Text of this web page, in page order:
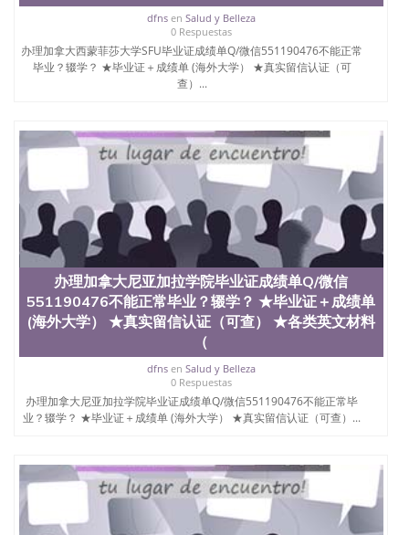
地区为全美的重要科技中心。约有学生三万人，超过
134种学士学科和65个硕士学科，并有来自世界60余
国的学生来此就读。其有名的科系如计算机科学，电
子工程学，工商管理学，艺术设计，和航空学等，深
受性肯定及好评；而各种大学部和研究所的商学课程
定金下单； 3、公司确认到账转制作点做电子图；
4、电子图做好发给客户确认； 5、电子图确认好转成
品部做成品； 6、成品做好拍照或者视频确认再付余
款； 7、快递给客户（国内顺丰，国外DHL）。 三、
真实网上可查的证明材料 1、教育部学历学位认证，
留服真实存档可查，存档。 2、留学回国人员证明
（使馆认证），使馆网站真实存档可查。 3、留信网
真实可查认证办理，存档可查，终身受用。 四、办理
流程农业科学院、艺术与建筑学院、商学院、交流学
院、地球及物质科学院、教育学院、工程学院、健康
与人类发展学院、信息工程与科学学院、人文学院、
护理学院、科学学院等。学校的教育学院排名在全美
前十名，工学院排名在前十五名，且继续攀升中。纽
约大学为学生们提供本科、硕士及博士学位。学校的
专业课程包括：会计学、MBA、财务、教育、建筑工
程、经济、医学、护理、文学、音乐、生物学、统计
学、美术、电子工程、天文学、农业、环境污染控
学、化学、英语、社会科学、心理学、戏剧、市场营
销、机械工程、计算机科学、物理学、人工智能、商
科、金融专业 1、客户提供相关材料，确定客户办理
信息，给出操作方案； 2、补充毕业证成绩单等相关
dfnsen Salud y Belleza
0 Respuestas
办理加拿大西蒙菲莎大学SFU毕业证成绩单Q/微信551190476不能正常
毕业？辍学？ ★毕业证＋成绩单 (海外大学） ★真实留信认证（可
查）...
办理加拿大尼亚加拉学院毕业证成绩单Q/微信
551190476不能正常毕业？辍学？ ★毕业证＋成绩单
(海外大学） ★真实留信认证（可查） ★各类英文材料
（
dfnsen Salud y Belleza
0 Respuestas
办理加拿大尼亚加拉学院毕业证成绩单Q/微信551190476不能正常毕
业？辍学？ ★毕业证＋成绩单 (海外大学） ★真实留信认证（可查）...